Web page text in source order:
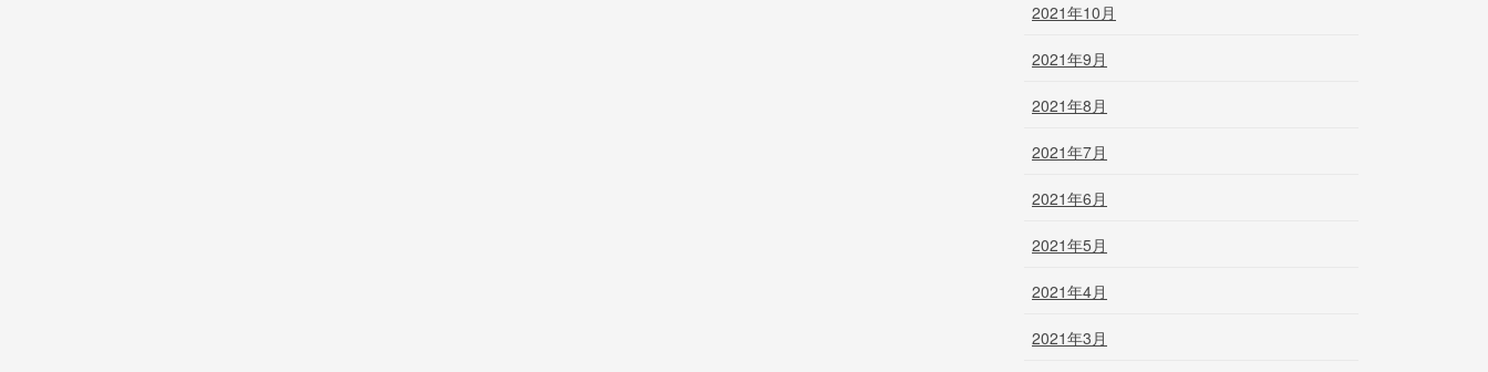
2021年10月
2021年9月
2021年8月
2021年7月
2021年6月
2021年5月
2021年4月
2021年3月